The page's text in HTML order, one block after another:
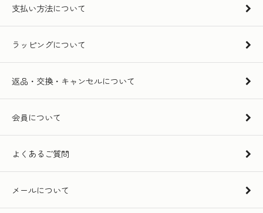
支払い方法について
ラッピングについて
返品・交換・キャンセルについて
会員について
よくあるご質問
メールについて